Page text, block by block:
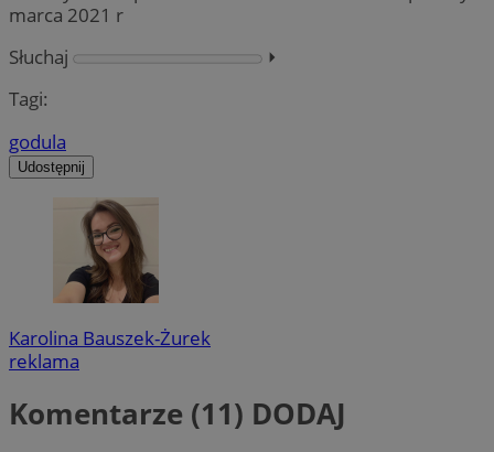
marca 2021 r
Słuchaj
⏵︎
Tagi:
godula
Udostępnij
Karolina Bauszek-Żurek
reklama
Komentarze (11) DODAJ